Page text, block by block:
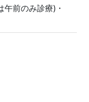
前のみ診療)・